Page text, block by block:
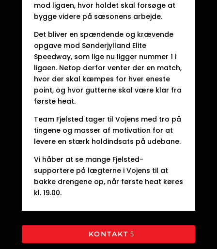
mod ligaen, hvor holdet skal forsøge at
bygge videre på sæsonens arbejde.
Det bliver en spændende og krævende
opgave mod Sønderjylland Elite
Speedway, som lige nu ligger nummer 1 i
ligaen. Netop derfor venter der en match,
hvor der skal kæmpes for hver eneste
point, og hvor gutterne skal være klar fra
første heat.
Team Fjelsted tager til Vojens med tro på
tingene og masser af motivation for at
levere en stærk holdindsats på udebane.
Vi håber at se mange Fjelsted-
supportere på lægterne i Vojens til at
bakke drengene op, når første heat køres
kl. 19.00.
KONTAKT